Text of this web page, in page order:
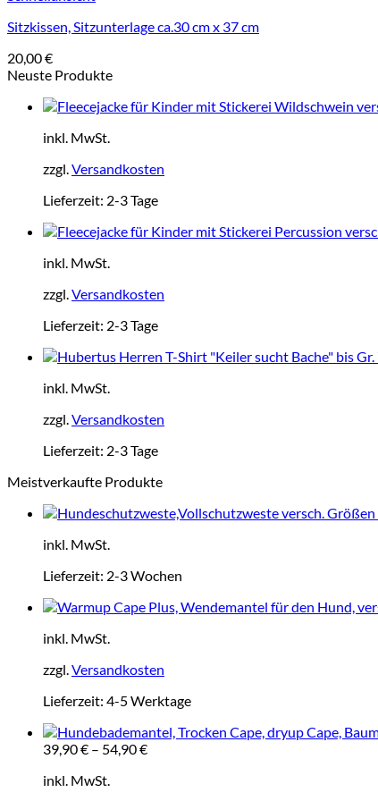
Sitzkissen, Sitzunterlage ca.30 cm x 37 cm
20,00€
Neuste Produkte
inkl. MwSt.
zzgl.Versandkosten
Lieferzeit: 2-3 Tage
inkl. MwSt.
zzgl.Versandkosten
Lieferzeit: 2-3 Tage
inkl. MwSt.
zzgl.Versandkosten
Lieferzeit: 2-3 Tage
Meistverkaufte Produkte
inkl. MwSt.
Lieferzeit: 2-3 Wochen
inkl. MwSt.
zzgl.Versandkosten
Lieferzeit: 4-5 Werktage
39,90€ – 54,90€
inkl. MwSt.